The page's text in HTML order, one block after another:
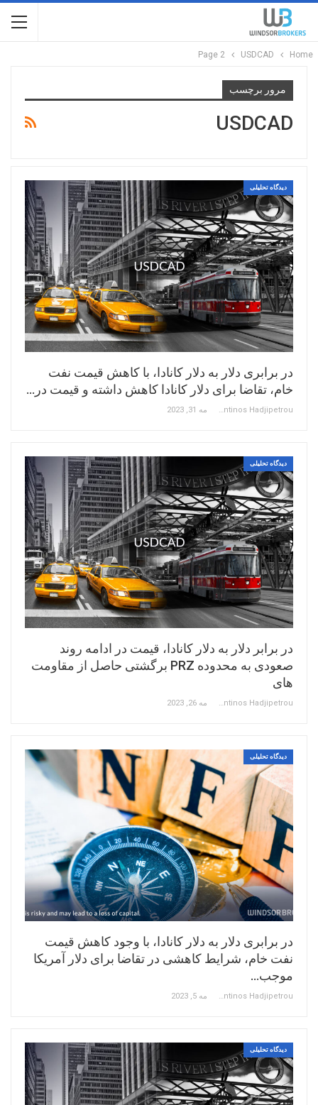
Home
USDCAD
Page 2
مرور برچسب
USDCAD
دیدگاه تحلیلی
در برابری دلار به دلار کانادا، با کاهش قیمت نفت
خام، تقاضا برای دلار کانادا کاهش داشته و قیمت در…
Constantinos Hadjipetrou مه 31, 2023
دیدگاه تحلیلی
در برابر دلار به دلار کانادا، قیمت در ادامه روند
صعودی به محدوده PRZ برگشتی حاصل از مقاومت
های
Constantinos Hadjipetrou مه 26, 2023
دیدگاه تحلیلی
در برابری دلار به دلار کانادا، با وجود کاهش قیمت
نفت خام، شرایط کاهشی در تقاضا برای دلار آمریکا
موجب…
Constantinos Hadjipetrou مه 5, 2023
دیدگاه تحلیلی